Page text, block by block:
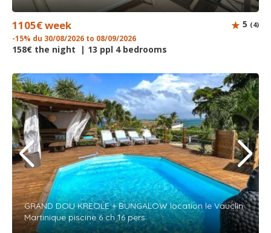
1105€ week
-15% du 30/08/2026 to 08/09/2026
158€ the night | 13 ppl 4 bedrooms
5 (4)
GRAND DOU KREOLE + BUNGALOW location le Vauclin
Martinique piscine 6 ch 16 pers